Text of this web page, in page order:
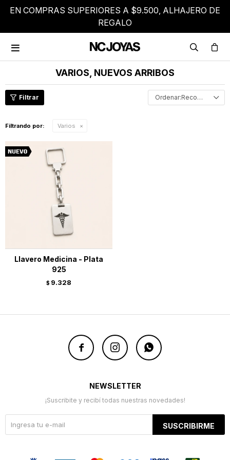
EN COMPRAS SUPERIORES A $9.500, ALHAJERO DE
REGALO

VARIOS, NUEVOS ARRIBOS
Recomendados
Filtrando por: Varios
Llavero Medicina - Plata
925
$ 9.328
  
NEWSLETTER
¡Suscribite y recibí todas nuestras novedades!
SUSCRIBIRME